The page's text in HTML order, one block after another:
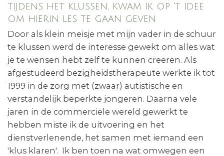
tijdens het klussen, kwam ik op 't idee
om hierin les te gaan geven
Door als klein meisje met mijn vader in de schuur
te klussen werd de interesse gewekt om alles wat
je te wensen hebt zelf te kunnen creëren. Als
afgestudeerd bezigheidstherapeute werkte ik tot
1999 in de zorg met (zwaar) autistische en
verstandelijk beperkte jongeren. Daarna vele
jaren in de commerciële wereld gewerkt te
hebben miste ik de uitvoering en het
dienstverlenende, het samen met iemand een
'klus klaren'. Ik ben toen na wat omwegen een